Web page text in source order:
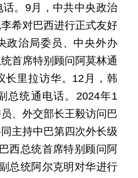
。9月，中共中央政治
希对巴西进行正式友好
政治局委员、中央外办
首席特别顾问阿莫林通
长里拉访华。12月，韩
总统通电话。2024年1
、外交部长王毅访问巴
主持中巴第四次外长级
西总统首席特别顾问阿
总统阿尔克明对华进行